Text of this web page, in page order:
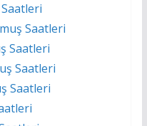
Saatleri
Saatleri
Saatleri
Saatleri